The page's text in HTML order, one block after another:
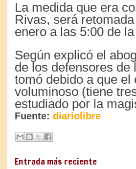
La medida que era
Rivas, será
enero a las 5:00 de
Según explicó el
de los defensores de
tomó debido a que
voluminoso (tiene
estudiado por la
Fuente: diariolibre
Entrada más reciente